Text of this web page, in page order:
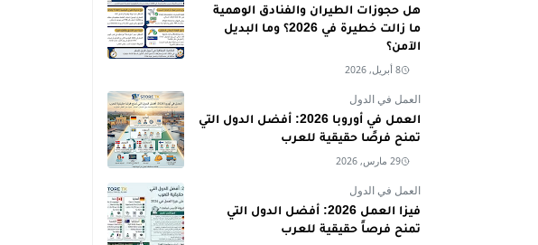
هل حجوزات الطيران والفنادق الوهمية
ما زالت خطيرة في 2026؟ وما البديل
الآمن؟
8 أبريل, 2026
العمل في الدول
العمل في أوروبا 2026: أفضل الدول التي
تمنح فرصًا حقيقية للعرب
29 مارس, 2026
العمل في الدول
فيزا العمل 2026: أفضل الدول التي
تمنح فرصاً حقيقية للعرب